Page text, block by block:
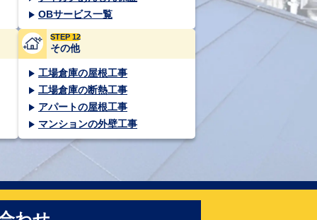
OBサービス一覧
STEP 12
その他
工場倉庫の屋根工事
工場倉庫の断熱工事
アパートの屋根工事
マンションの外壁工事